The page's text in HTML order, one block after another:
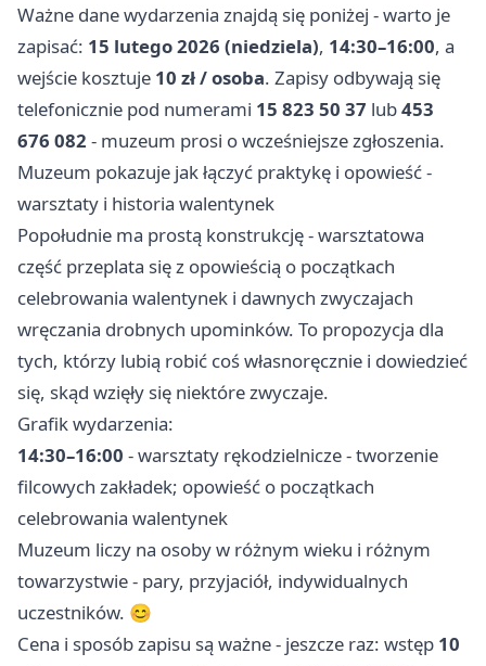
Ważne dane wydarzenia znajdą się poniżej - warto je
zapisać: 15 lutego 2026 (niedziela), 14:30–16:00, a
wejście kosztuje 10 zł / osoba. Zapisy odbywają się
telefonicznie pod numerami 15 823 50 37 lub453
676 082 - muzeum prosi o wcześniejsze zgłoszenia.
Muzeum pokazuje jak łączyć praktykę i opowieść -
warsztaty i historia walentynek
Popołudnie ma prostą konstrukcję - warsztatowa
część przeplata się z opowieścią o początkach
celebrowania walentynek i dawnych zwyczajach
wręczania drobnych upominków. To propozycja dla
tych, którzy lubią robić coś własnoręcznie i dowiedzieć
się, skąd wzięły się niektóre zwyczaje.
Grafik wydarzenia:
14:30–16:00 - warsztaty rękodzielnicze - tworzenie
filcowych zakładek; opowieść o początkach
celebrowania walentynek
Muzeum liczy na osoby w różnym wieku i różnym
towarzystwie - pary, przyjaciół, indywidualnych
uczestników. 😊
Cena i sposób zapisu są ważne - jeszcze raz: wstęp 10